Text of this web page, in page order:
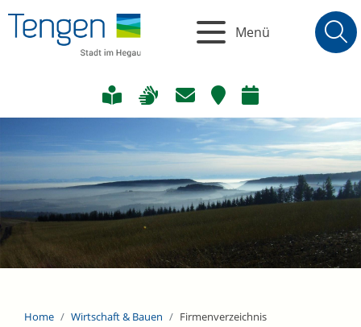
Menü
Home Wirtschaft & Bauen Firmenverzeichnis